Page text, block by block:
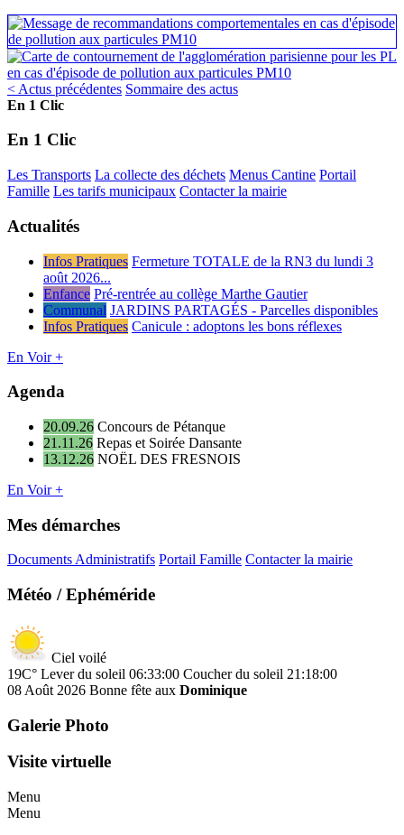
< Actus précédentes Sommaire des actus
En 1 Clic
En 1 Clic
Les Transports La collecte des déchets Menus Cantine Portail
Famille Les tarifs municipaux Contacter la mairie
Actualités
Infos Pratiques Fermeture TOTALE de la RN3 du lundi 3
août 2026...
Enfance Pré-rentrée au collège Marthe Gautier
Communal JARDINS PARTAGÉS - Parcelles disponibles
Infos Pratiques Canicule : adoptons les bons réflexes
En Voir +
Agenda
20.09.26 Concours de Pétanque
21.11.26 Repas et Soirée Dansante
13.12.26 NOËL DES FRESNOIS
En Voir +
Mes démarches
Documents Administratifs Portail Famille Contacter la mairie
Météo / Ephéméride
Ciel voilé
19C° Lever du soleil 06:33:00 Coucher du soleil 21:18:00
08 Août 2026 Bonne fête aux Dominique
Galerie Photo
Visite virtuelle
Menu
Menu